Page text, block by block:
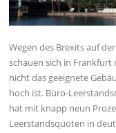
Wegen des Brexits auf
schauen sich in
nicht das geeignete
hoch ist. Büro-
hat mit knapp neun
Leerstandsquoten in